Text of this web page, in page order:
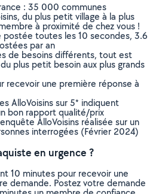
: 35 000 communes
du plus petit village à la plus
à proximité de chez vous !
postée toutes les 10 secondes, 3.6
par an
de besoins différents, tout est
plus petit besoin aux plus grands
recevoir une première réponse à
AlloVoisins sur 5* indiquent
bon rapport qualité/prix
AlloVoisins réalisée sur un
interrogées (Février 2024)
en urgence ?
10 minutes pour recevoir une
demande. Postez votre demande